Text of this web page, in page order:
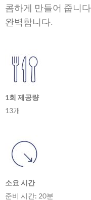
콤하게 만들어 줍니
완벽합니다.
1회 제공량
13개
소요 시간
준비 시간: 20분